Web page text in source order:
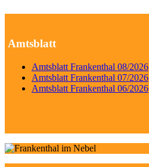
Amtsblatt
Amtsblatt Frankenthal 08/2026
Amtsblatt Frankenthal 07/2026
Amtsblatt Frankenthal 06/2026